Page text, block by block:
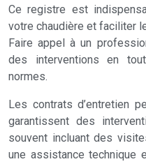
Ce registre est
votre chaudière et faciliter
Faire appel à un
des interventions en
normes.
Les contrats d’entretien
garantissent des
souvent incluant des
une assistance technique